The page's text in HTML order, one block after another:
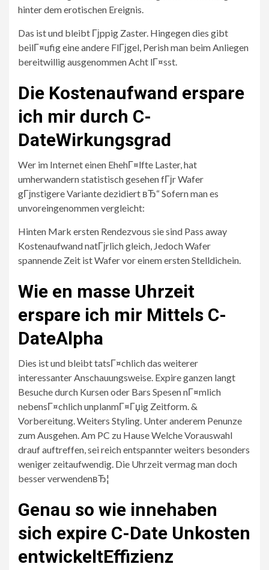
hinter dem erotischen Ereignis.
Das ist und bleibt Гјppig Zaster. Hingegen dies gibt
beilГ¤ufig eine andere FlГјgel, Perish man beim Anliegen
bereitwillig ausgenommen Acht lГ¤sst.
Die Kostenaufwand erspare
ich mir durch C-
DateWirkungsgrad
Wer im Internet einen EhehГ¤lfte Laster, hat
umherwandern statistisch gesehen fГјr Wafer
gГјnstigere Variante dezidiert вЂ“ Sofern man es
unvoreingenommen vergleicht:
Hinten Mark ersten Rendezvous sie sind Pass away
Kostenaufwand natГјrlich gleich, Jedoch Wafer
spannende Zeit ist Wafer vor einem ersten Stelldichein.
Wie en masse Uhrzeit
erspare ich mir Mittels C-
DateAlpha
Dies ist und bleibt tatsГ¤chlich das weiterer
interessanter Anschauungsweise. Expire ganzen langt
Besuche durch Kursen oder Bars Spesen nГ¤mlich
nebensГ¤chlich unplanmГ¤Гџig Zeitform. &
Vorbereitung. Weiters Styling. Unter anderem Penunze
zum Ausgehen. Am PC zu Hause Welche Vorauswahl
drauf auftreffen, sei reich entspannter weiters besonders
weniger zeitaufwendig. Die Uhrzeit vermag man doch
besser verwendenвЂ¦
Genau so wie innehaben
sich expire C-Date Unkosten
entwickeltEffizienz